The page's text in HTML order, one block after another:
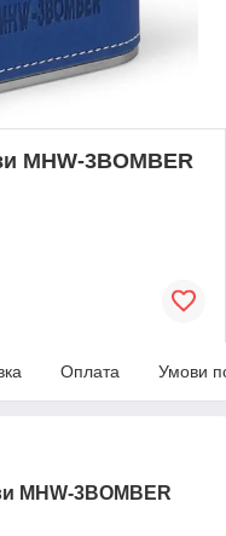
MHW-3BOMBER
Оплата Умови
MHW-3BOMBER